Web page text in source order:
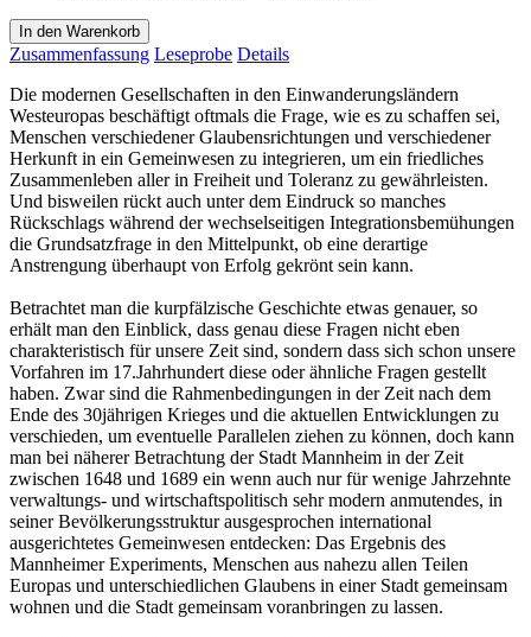
In den Warenkorb
Zusammenfassung Leseprobe Details
Die modernen Gesellschaften in den Einwanderungsländern
Westeuropas beschäftigt oftmals die Frage, wie es zu schaffen sei,
Menschen verschiedener Glaubensrichtungen und verschiedener
Herkunft in ein Gemeinwesen zu integrieren, um ein friedliches
Zusammenleben aller in Freiheit und Toleranz zu gewährleisten.
Und bisweilen rückt auch unter dem Eindruck so manches
Rückschlags während der wechselseitigen Integrationsbemühungen
die Grundsatzfrage in den Mittelpunkt, ob eine derartige
Anstrengung überhaupt von Erfolg gekrönt sein kann.
Betrachtet man die kurpfälzische Geschichte etwas genauer, so
erhält man den Einblick, dass genau diese Fragen nicht eben
charakteristisch für unsere Zeit sind, sondern dass sich schon unsere
Vorfahren im 17.Jahrhundert diese oder ähnliche Fragen gestellt
haben. Zwar sind die Rahmenbedingungen in der Zeit nach dem
Ende des 30jährigen Krieges und die aktuellen Entwicklungen zu
verschieden, um eventuelle Parallelen ziehen zu können, doch kann
man bei näherer Betrachtung der Stadt Mannheim in der Zeit
zwischen 1648 und 1689 ein wenn auch nur für wenige Jahrzehnte
verwaltungs- und wirtschaftspolitisch sehr modern anmutendes, in
seiner Bevölkerungsstruktur ausgesprochen international
ausgerichtetes Gemeinwesen entdecken: Das Ergebnis des
Mannheimer Experiments, Menschen aus nahezu allen Teilen
Europas und unterschiedlichen Glaubens in einer Stadt gemeinsam
wohnen und die Stadt gemeinsam voranbringen zu lassen.